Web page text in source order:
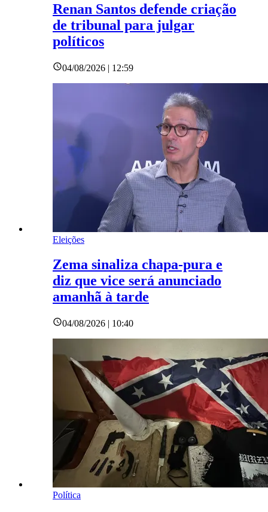
Renan Santos defende criação
de tribunal para julgar
políticos
04/08/2026 | 12:59
Eleições
Zema sinaliza chapa-pura e
diz que vice será anunciado
amanhã à tarde
04/08/2026 | 10:40
Política